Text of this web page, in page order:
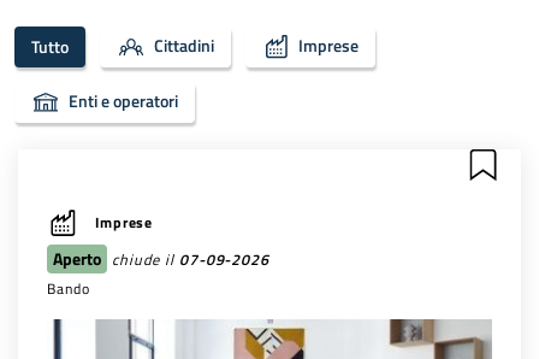
Tutto Cittadini Imprese
Enti e operatori
Imprese
Aperto chiude il 07-09-2026
Bando